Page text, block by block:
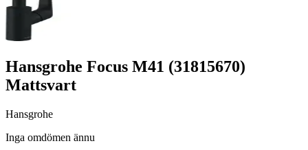
Hansgrohe Focus M41 (31815670)
Mattsvart
Hansgrohe
Inga omdömen ännu